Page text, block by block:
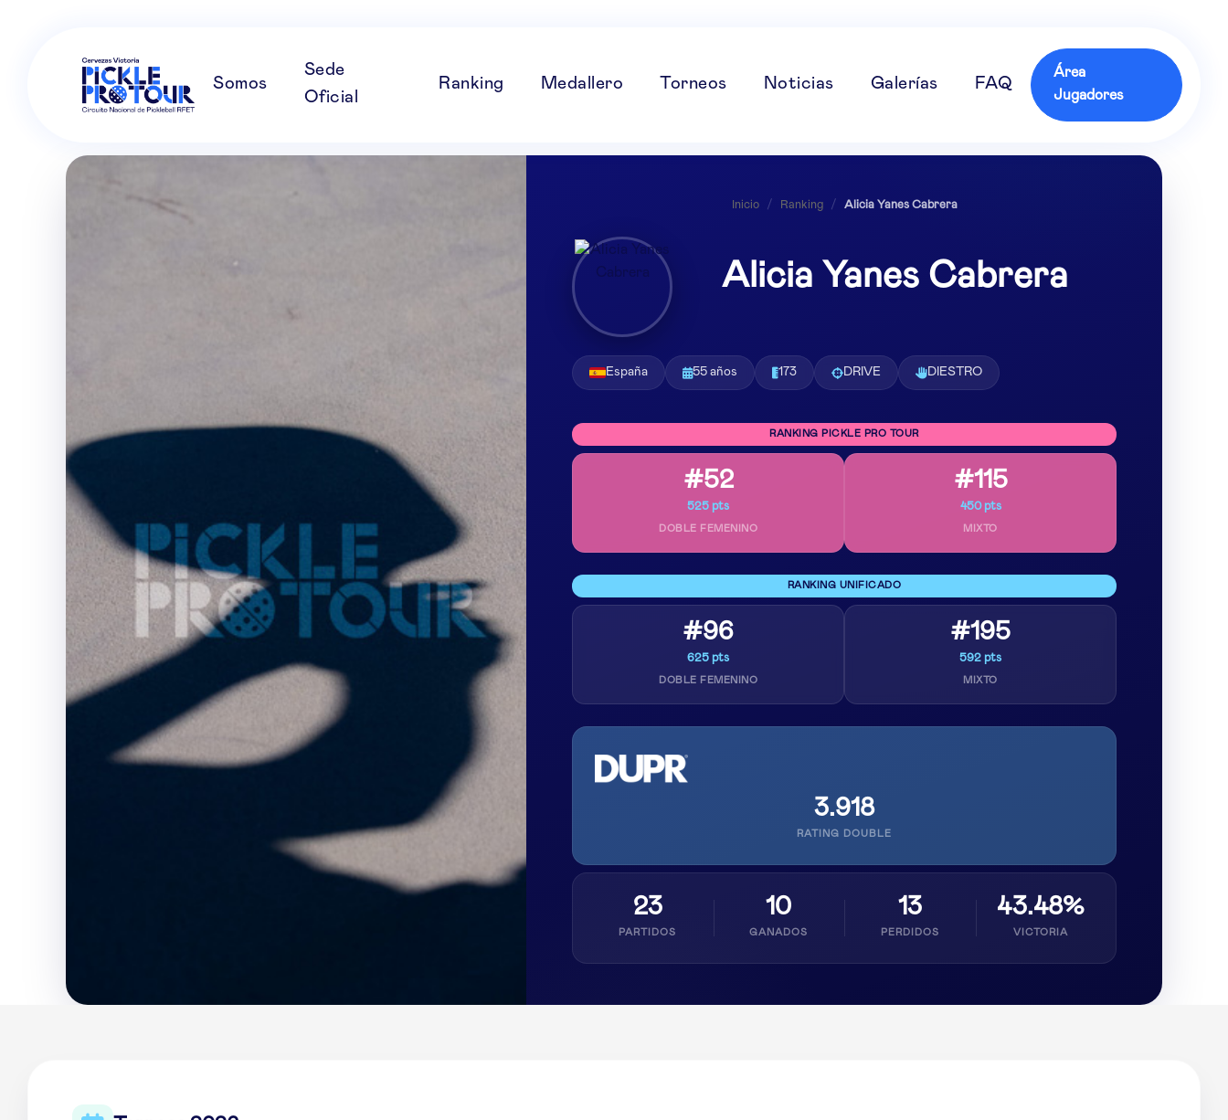
Somos
Sede
Oficial
Ranking Medallero Torneos Noticias Galerías FAQ
Área
Jugadores
Inicio / Ranking / Alicia Yanes Cabrera
Alicia Yanes Cabrera
España 55 años 173 DRIVE DIESTRO
RANKING PICKLE PRO TOUR
#52
525 pts
DOBLE FEMENINO
#115
450 pts
MIXTO
RANKING UNIFICADO
#96
625 pts
DOBLE FEMENINO
#195
592 pts
MIXTO
3.918
RATING DOUBLE
23
PARTIDOS
10
GANADOS
13
PERDIDOS
43.48%
VICTORIA